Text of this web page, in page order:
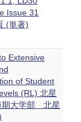
Issue 31
(単著)
Extensive
of Student
(RL) 北星
期大学部 北星